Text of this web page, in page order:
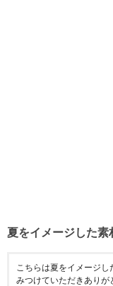
夏をイメージした素
こちらは夏をイメージし
みつけていただきありが